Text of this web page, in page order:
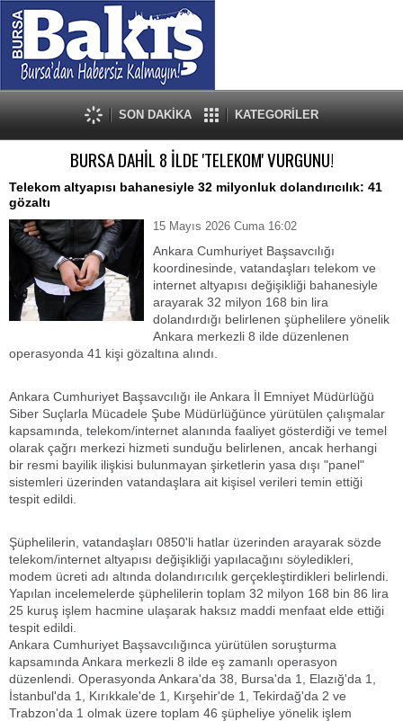
SON DAKİKA KATEGORİLER
BURSA DAHİL 8 İLDE 'TELEKOM' VURGUNU!
Telekom altyapısı bahanesiyle 32 milyonluk dolandırıcılık: 41
gözaltı
15 Mayıs 2026 Cuma 16:02
Ankara Cumhuriyet Başsavcılığı
koordinesinde, vatandaşları telekom ve
internet altyapısı değişikliği bahanesiyle
arayarak 32 milyon 168 bin lira
dolandırdığı belirlenen şüphelilere yönelik
Ankara merkezli 8 ilde düzenlenen
operasyonda 41 kişi gözaltına alındı.
Ankara Cumhuriyet Başsavcılığı ile Ankara İl Emniyet Müdürlüğü
Siber Suçlarla Mücadele Şube Müdürlüğünce yürütülen çalışmalar
kapsamında, telekom/internet alanında faaliyet gösterdiği ve temel
olarak çağrı merkezi hizmeti sunduğu belirlenen, ancak herhangi
bir resmi bayilik ilişkisi bulunmayan şirketlerin yasa dışı "panel"
sistemleri üzerinden vatandaşlara ait kişisel verileri temin ettiği
tespit edildi.
Şüphelilerin, vatandaşları 0850'li hatlar üzerinden arayarak sözde
telekom/internet altyapısı değişikliği yapılacağını söyledikleri,
modem ücreti adı altında dolandırıcılık gerçekleştirdikleri belirlendi.
Yapılan incelemelerde şüphelilerin toplam 32 milyon 168 bin 86 lira
25 kuruş işlem hacmine ulaşarak haksız maddi menfaat elde ettiği
tespit edildi.
Ankara Cumhuriyet Başsavcılığınca yürütülen soruşturma
kapsamında Ankara merkezli 8 ilde eş zamanlı operasyon
düzenlendi. Operasyonda Ankara'da 38, Bursa'da 1, Elazığ'da 1,
İstanbul'da 1, Kırıkkale'de 1, Kırşehir'de 1, Tekirdağ'da 2 ve
Trabzon'da 1 olmak üzere toplam 46 şüpheliye yönelik işlem